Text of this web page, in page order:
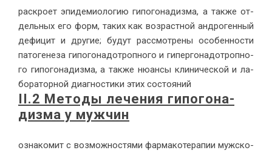
рас­кро­ет эпи­де­мио­ло­гию ги­по­го­на­диз­ма, а так­же от­
дель­ных его форм, та­ких как воз­раст­ной ан­дро­ген­ный
де­фи­цит и дру­гие; бу­дут рас­смот­ре­ны осо­бен­но­сти
па­то­ге­не­за ги­по­го­на­до­троп­но­го и ги­пер­го­на­до­троп­но­
го ги­по­го­на­диз­ма, а так­же ню­ан­сы кли­ни­че­ской и ла­
бо­ра­тор­ной ди­а­гно­сти­ки этих со­сто­я­ний
II.2 Ме­то­ды ле­че­ния ги­по­го­на­
диз­ма у муж­чин
озна­ко­мит с воз­мож­но­стя­ми фар­ма­ко­те­ра­пии муж­ско­